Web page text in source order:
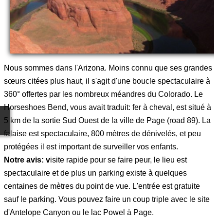
Nous sommes dans l'Arizona. Moins connu que ses grandes
sœurs citées plus haut, il s'agit d'une boucle spectaculaire à
360° offertes par les nombreux méandres du Colorado. Le
Horseshoes Bend, vous avait traduit: fer à cheval, est situé à
5 km de la sortie Sud Ouest de la ville de Page (road 89). La
falaise est spectaculaire, 800 mètres de dénivelés, et peu
protégées il est important de surveiller vos enfants.
Notre avis: visite rapide pour se faire peur, le lieu est
spectaculaire et de plus un parking existe à quelques
centaines de mètres du point de vue. L'entrée est gratuite
sauf le parking. Vous pouvez faire un coup triple avec le site
d'Antelope Canyon ou le lac Powel à Page.